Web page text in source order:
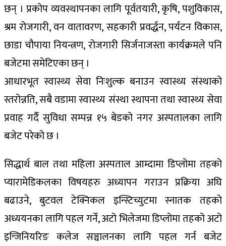
छन् । प्रकोप व्यवस्थापनका लागि पूर्वतयारी, कृषि, पशुविकास,
श्रम रोजगारी, वन वातावरण, सहकारी प्रवर्द्धन, पर्यटन विकास,
छाडा चौपाया नियन्त्रण, रोजगारी सिर्जनाजस्ता कार्यक्रमले पनि
बजेटमा समेटिएका छन् ।
आधारभूत स्वास्थ्य सेवा निःशुल्क बनाउन स्वास्थ्य संस्थाको
स्तरोन्नति, सबै वडामा स्वास्थ्य संस्था स्थापना तथा स्वास्थ्य सेवा
प्रवाह गर्दै सुविधा सम्पन्न १५ बेडको नगर अस्पतालका लागि
बजेट परेको छ ।
सिद्धार्थ बाल तथा महिला अस्पताल आम्दामा डिप्लोमा तहको
प्यारामेडिकलका विषयहरु अध्यापन गराउन प्रक्रिया अघि
बढाउने, बुटवल टेक्निकल इन्स्टिच्युटमा स्नातक तहको
अध्ययनका लागि पहल गर्ने, अटो भिलेजमा डिप्लोमा तहको अटो
इन्जिनियरिङ कलेज सञ्चालनका लागि पहल गर्न बजेट